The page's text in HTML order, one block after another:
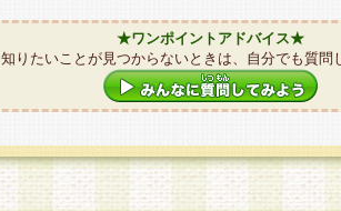
★ワンポイントアドバイス★
知りたいことが見つからないときは、自分でも質問